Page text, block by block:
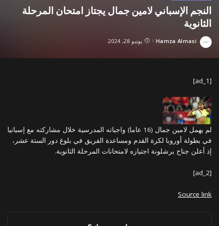
النجم الإسباني لامين جمال يجتاز امتحان المرحلة
الثانوية
Posted
Hamza Almasi يونيو 28, 2024
[ad_1]
لم يهمل لامين جمال (16 عاما) واجباته المدرسية خلال مشاركته مع إسبانيا
في بطولة أوروبا لكرة القدم ومساعدة الفريق في بلوغ دور الستة عشر،
إذ أعلن جناح برشلونة اجتيازه لامتحانات المرحلة الثانوية.
[ad_2]
Source link